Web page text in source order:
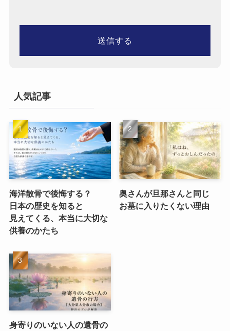
人気記事
海洋散骨で​後悔する？​
日本の​歴史を​知ると​
見えてくる、​本当に​大切な​
供養のかたち
奥さんが​旦那さんと​同じ​
お墓に​入りたくない​理由
身寄りのいない​人の​遺骨の​